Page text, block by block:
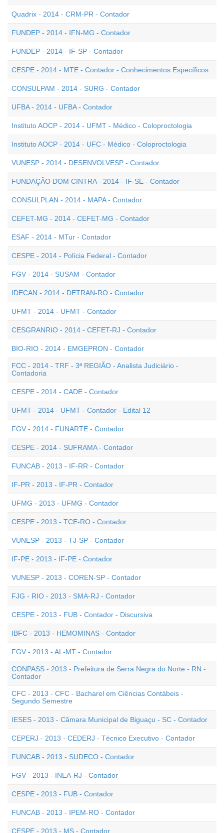
Quadrix - 2014 - CRM-PR - Contador
FUNDEP - 2014 - IFN-MG - Contador
FUNDEP - 2014 - IF-SP - Contador
CESPE - 2014 - MTE - Contador - Conhecimentos Específicos
CONSULPAM - 2014 - SURG - Contador
UFBA - 2014 - UFBA - Contador
Instituto AOCP - 2014 - UFMT - Médico - Coloproctologia
Instituto AOCP - 2014 - UFC - Médico - Coloproctologia
VUNESP - 2014 - DESENVOLVESP - Contador
FUNDAÇÃO DOM CINTRA - 2014 - IF-SE - Contador
CONSULPLAN - 2014 - MAPA - Contador
CEFET-MG - 2014 - CEFET-MG - Contador
ESAF - 2014 - MTur - Contador
CESPE - 2014 - Polícia Federal - Contador
FGV - 2014 - SUSAM - Contador
IDECAN - 2014 - DETRAN-RO - Contador
UFMT - 2014 - UFMT - Contador
CESGRANRIO - 2014 - CEFET-RJ - Contador
BIO-RIO - 2014 - EMGEPRON - Contador
FCC - 2014 - TRF - 3ª REGIÃO - Analista Judiciário -
Contadoria
CESPE - 2014 - CADE - Contador
UFMT - 2014 - UFMT - Contador - Edital 12
FGV - 2014 - FUNARTE - Contador
CESPE - 2014 - SUFRAMA - Contador
FUNCAB - 2013 - IF-RR - Contador
IF-PR - 2013 - IF-PR - Contador
UFMG - 2013 - UFMG - Contador
CESPE - 2013 - TCE-RO - Contador
VUNESP - 2013 - TJ-SP - Contador
IF-PE - 2013 - IF-PE - Contador
VUNESP - 2013 - COREN-SP - Contador
FJG - RIO - 2013 - SMA-RJ - Contador
CESPE - 2013 - FUB - Contador - Discursiva
IBFC - 2013 - HEMOMINAS - Contador
FGV - 2013 - AL-MT - Contador
CONPASS - 2013 - Prefeitura de Serra Negra do Norte - RN -
Contador
CFC - 2013 - CFC - Bacharel em Ciências Contábeis -
Segundo Semestre
IESES - 2013 - Câmara Municipal de Biguaçu - SC - Contador
CEPERJ - 2013 - CEDERJ - Técnico Executivo - Contador
FUNCAB - 2013 - SUDECO - Contador
FGV - 2013 - INEA-RJ - Contador
CESPE - 2013 - FUB - Contador
FUNCAB - 2013 - IPEM-RO - Contador
CESPE - 2013 - MS - Contador